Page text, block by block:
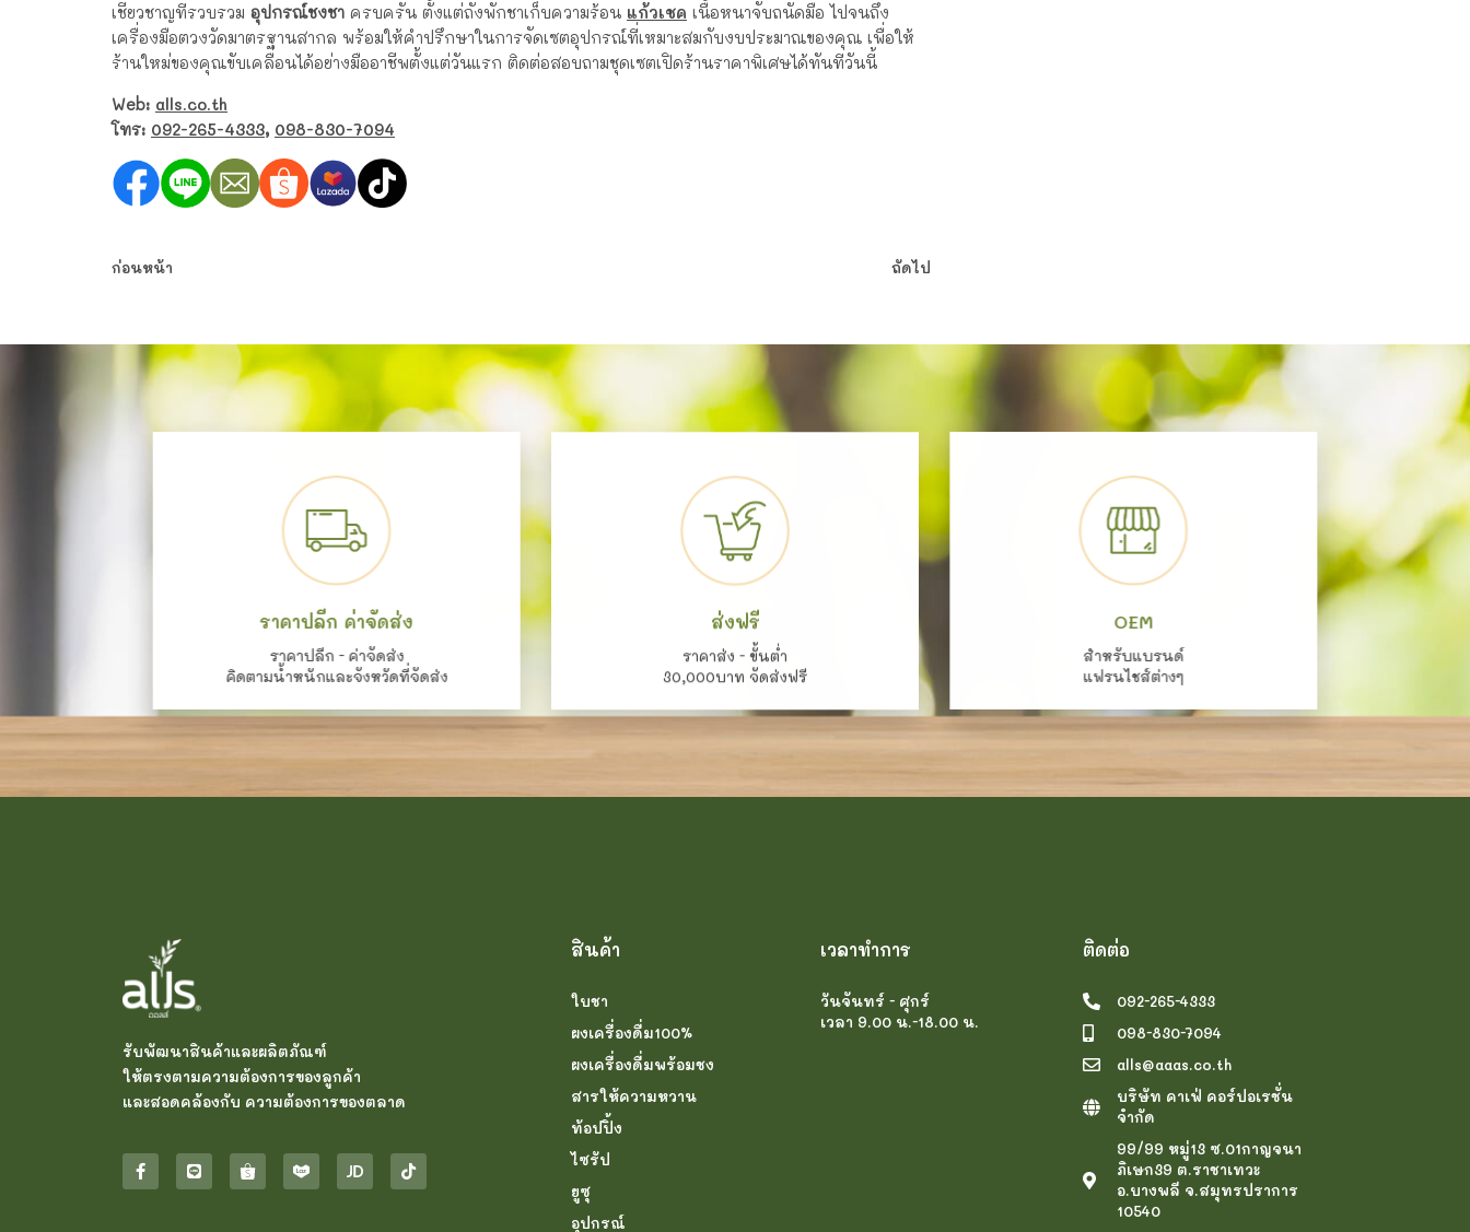
เชี่ยวชาญที่รวบรวม อุปกรณ์ชงชา ครบครัน ตั้งแต่ถังพักชาเก็บความร้อน แก้วเชค เนื้อหนาจับถนัดมือ ไปจนถึง
เครื่องมือตวงวัดมาตรฐานสากล พร้อมให้คำปรึกษาในการจัดเซตอุปกรณ์ที่เหมาะสมกับงบประมาณของคุณ เพื่อให้
ร้านใหม่ของคุณขับเคลื่อนได้อย่างมืออาชีพตั้งแต่วันแรก ติดต่อสอบถามชุดเซตเปิดร้านราคาพิเศษได้ทันทีวันนี้
Web: alls.co.th
โทร: 092-265-4333, 098-830-7094
ก่อนหน้า ถัดไป
ราคาปลีก ค่าจัดส่ง
ราคาปลีก - ค่าจัดส่ง
คิดตามน้ำหนักและจังหวัดที่จัดส่ง
ส่งฟรี
ราคาส่ง - ขั้นต่ำ
30,000บาท จัดส่งฟรี
OEM
สำหรับแบรนด์
แฟรนไชส์ต่างๆ
รับพัฒนาสินค้าและผลิตภัณฑ์
ให้ตรงตามความต้องการของลูกค้า
และสอดคล้องกับ ความต้องการของตลาด
สินค้า
ใบชา
ผงเครื่องดื่ม100%
ผงเครื่องดื่มพร้อมชง
สารให้ความหวาน
ท้อปปิ้ง
ไซรัป
ยูซุ
อุปกรณ์
เวลาทำการ
วันจันทร์ - ศุกร์
เวลา 9.00 น.-18.00 น.
ติดต่อ
092-265-4333
098-830-7094
alls@aaas.co.th
บริษัท คาเฟ่ คอร์ปอเรชั่น
จำกัด
99/99 หมู่13 ซ.01กาญจนา
ภิเษก39 ต.ราชาเทวะ
อ.บางพลี จ.สมุทรปราการ
10540